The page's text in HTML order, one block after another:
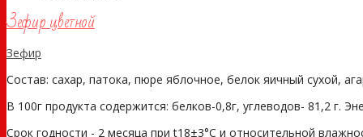
Зефир цветной
Зефир
Состав: сахар, патока, пюре яблочное, белок яичный сухой,
В 100г продукта содержится: белков-0,8г, углеводов- 81,2 г.
Срок годности - 2 месяца при t18±3°С и относительной